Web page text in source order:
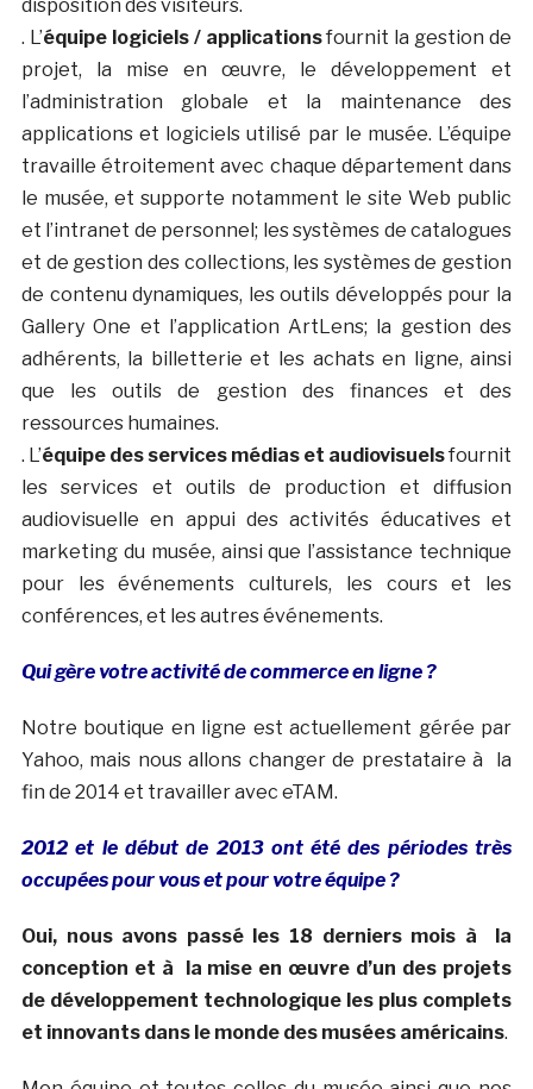
disposition des visiteurs.
. L’équipe logiciels / applicationsfournit la gestion de
projet, la mise en œuvre, le développement et
l’administration globale et la maintenance des
applications et logiciels utilisé par le musée. L’équipe
travaille étroitement avec chaque département dans
le musée, et supporte notamment le site Web public
et l’intranet de personnel; les systèmes de catalogues
et de gestion des collections, les systèmes de gestion
de contenu dynamiques, les outils développés pour la
Gallery One et l’application ArtLens; la gestion des
adhérents, la billetterie et les achats en ligne, ainsi
que les outils de gestion des finances et des
ressources humaines.
. L’équipe des services médias et audiovisuelsfournit
les services et outils de production et diffusion
audiovisuelle en appui des activités éducatives et
marketing du musée, ainsi que l’assistance technique
pour les événements culturels, les cours et les
conférences, et les autres événements.
Qui gère votre activité de commerce en ligne ?
Notre boutique en ligne est actuellement gérée par
Yahoo, mais nous allons changer de prestataire à la
fin de 2014 et travailler avec eTAM.
2012 et le début de 2013 ont été des périodes très
occupées pour vous et pour votre équipe ?
Oui, nous avons passé les 18 derniers mois à la
conception et à la mise en œuvre d’un des projets
de développement technologique les plus complets
et innovants dans le monde des musées américains.